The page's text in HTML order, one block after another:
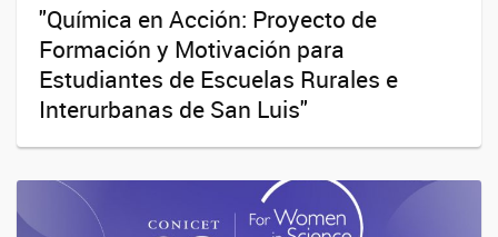
"Química en Acción: Proyecto de
Formación y Motivación para
Estudiantes de Escuelas Rurales e
Interurbanas de San Luis"